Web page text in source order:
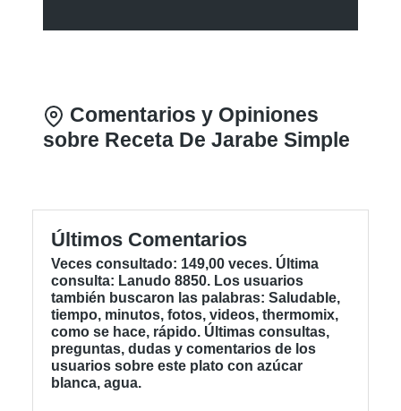
Comentarios y Opiniones
sobre Receta De Jarabe Simple
Últimos Comentarios
Veces consultado: 149,00 veces. Última
consulta: Lanudo 8850. Los usuarios
también buscaron las palabras: Saludable,
tiempo, minutos, fotos, videos, thermomix,
como se hace, rápido. Últimas consultas,
preguntas, dudas y comentarios de los
usuarios sobre este plato con azúcar
blanca, agua.